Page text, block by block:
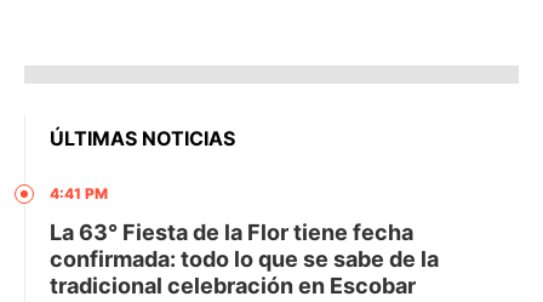
ÚLTIMAS NOTICIAS
4:41 PM
La 63° Fiesta de la Flor tiene fecha
confirmada: todo lo que se sabe de la
tradicional celebración en Escobar